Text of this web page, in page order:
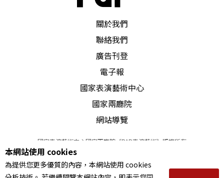
關於我們
聯絡我們
廣告刊登
電子報
國家表演藝術中心
國家兩廳院
網站導覽
國家表演藝術中心國家兩廳院《PAR表演藝術》版權所有
© 2022Performing arts redefined. All Rights Reserved
統一編號 Tax Id number 00973926
本網站使用 cookies
為提供您更多優質的內容，本網站使用 cookies